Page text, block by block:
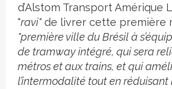
d’Alstom Transport Amérique
"ravi"de livrer cette première
"première ville du Brésil à
de tramway intégré, qui sera
métros et aux trains, et qui
l’intermodalité tout en réduisant